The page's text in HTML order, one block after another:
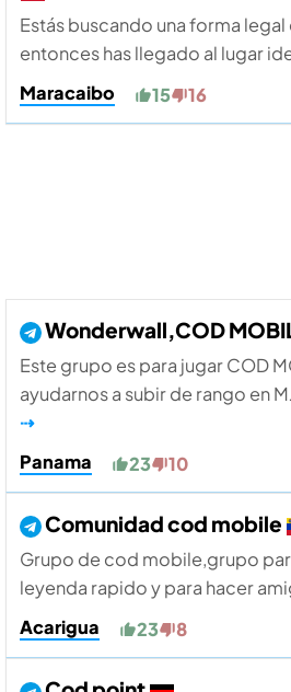
Estás buscando una forma
entonces has llegado al lugar
Maracaibo
15 16
Wonderwall,COD
Este grupo es para jugar COD
ayudarnos a subir de rango en
⇢
Panama
23 10
Comunidad cod mobile
Grupo de cod mobile,grupo
leyenda rapido y para hacer
Acarigua
23 8